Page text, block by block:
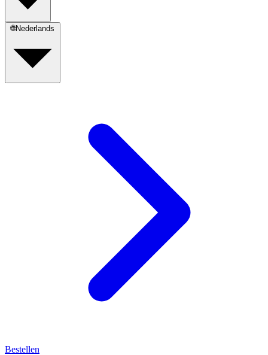
🌐Nederlands
Bestellen